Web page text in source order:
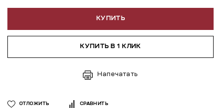
КУПИТЬ
КУПИТЬ В 1 КЛИК
Напечатать
ОТЛОЖИТЬ СРАВНИТЬ